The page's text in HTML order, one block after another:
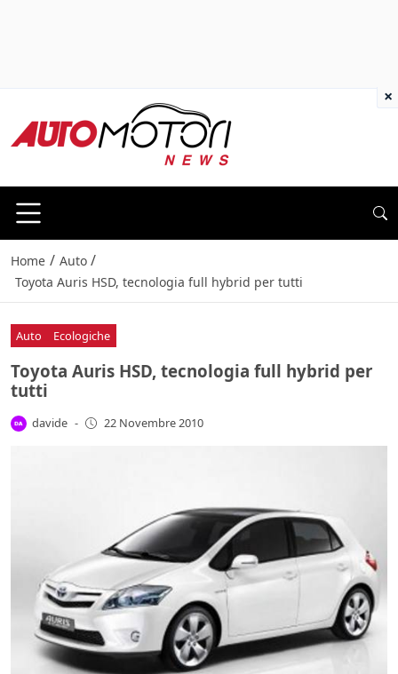
Home / Auto /
Toyota Auris HSD, tecnologia full hybrid per tutti
Auto Ecologiche
Toyota Auris HSD, tecnologia full hybrid per
tutti
davide - 22 Novembre 2010
×